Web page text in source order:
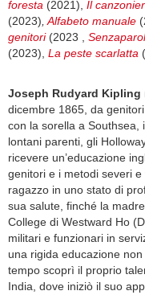
foresta (2021), Il
(2023),Alfabeto manuale
genitori(2023 ,
(2023), La peste scarlatta
Joseph Rudyard Kipling
dicembre 1865, da
con la sorella a Southsea,
lontani parenti, gli
ricevere un’educazione
genitori e i metodi severi
ragazzo in uno stato di
sua salute, finché la
College di Westward Ho
militari e funzionari in
una rigida educazione
tempo scoprì il proprio
India, dove iniziò il suo